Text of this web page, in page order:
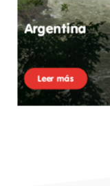
Argentina
Leer más